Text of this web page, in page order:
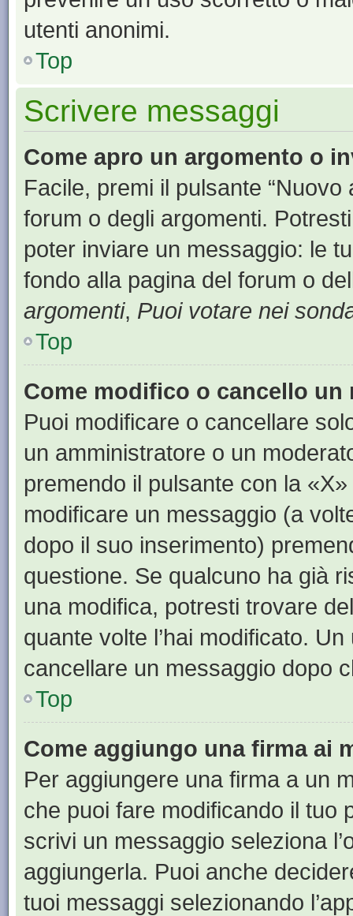
utenti anonimi.
Top
Scrivere messaggi
Come apro un argomento o
Facile, premi il pulsante
forum o degli argomenti.
poter inviare un messaggio: le
fondo alla pagina del forum o
argomenti, Puoi votare nei
Top
Come modifico o cancello un
Puoi modificare o cancellare
un amministratore o un
premendo il pulsante con la
modificare un messaggio (a
dopo il suo inserimento)
questione. Se qualcuno ha già
una modifica, potresti trovare
quante volte l’hai modificato.
cancellare un messaggio dopo
Top
Come aggiungo una firma ai
Per aggiungere una firma a un
che puoi fare modificando il tuo
scrivi un messaggio seleziona
aggiungerla. Puoi anche
tuoi messaggi selezionando